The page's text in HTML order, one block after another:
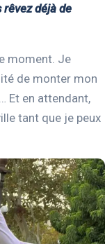
rêvez déjà de
moment. Je
de monter mon
Et en attendant,
tant que je peux